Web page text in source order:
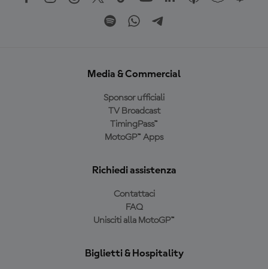
Media & Commercial
Sponsor ufficiali
TV Broadcast
TimingPass™
MotoGP™ Apps
Richiedi assistenza
Contattaci
FAQ
Unisciti alla MotoGP™
Biglietti & Hospitality